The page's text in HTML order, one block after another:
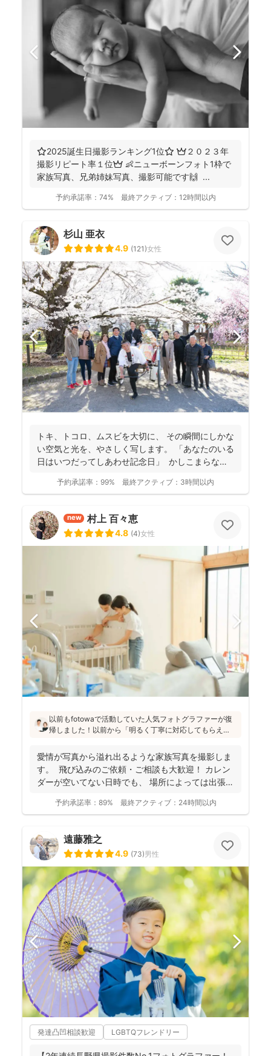
⭐️2025誕生日撮影ランキング1位⭐️ 👑２０２３年
撮影リピート率１位👑 👶ニューボーンフォト1枠で
家族写真、兄弟姉妹写真、撮影可能です🙌 ...
予約承諾率： 74% 最終アクティブ： 12時間以内
杉山 亜衣
4.9 (121)女性
トキ、トコロ、ムスビを大切に、 その瞬間にしかな
い空気と光を、やさしく写します。 「あなたのいる
日はいつだってしあわせ記念日」 かしこまらなく
予約承諾率： 99% 最終アクティブ： 3時間以内
new 村上 百々恵
4.8 (4)女性
以前もfotowaで活動していた人気フォトグラファーが復
帰しました！以前から「明るく丁寧に対応してもらえ
と好評です♪特にニューボーンフォトは様々な研修を受講
し、クオリティ高いお写真をお届けされています(^^)
愛情が写真から溢れ出るような家族写真を撮影しま
す。 飛び込みのご依頼・ご相談も大歓迎！ カレン
ダーが空いてない日時でも、 場所によっては出張で
予約承諾率： 89% 最終アクティブ： 24時間以内
遠藤雅之
4.9 (73)男性
発達凸凹相談歓迎 LGBTQフレンドリー